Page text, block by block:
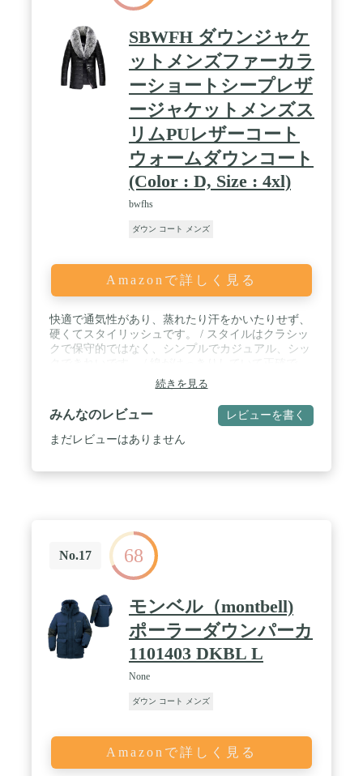
SBWFH ダウンジャケ
ットメンズファーカラ
ーショートシープレザ
ージャケットメンズス
リムPUレザーコート
ウォームダウンコート
(Color : D, Size : 4xl)
bwfhs
ダウン コート メンズ
Amazonで詳しく見る
快適で通気性があり、蒸れたり汗をかいたりせず、
硬くてスタイリッシュです。 / スタイルはクラシッ
クで保守的ではなく、シンプルでカジュアル、シッ
上半身の効果が良いです。 / カジュアルでカジュア
ル、気質も抜群。 / 変形しにくく、生地の技術が大
幅に向上し、ピリングもしにくいです。
続きを見る
みんなのレビュー レビューを書く
まだレビューはありません
No.17 68
モンベル（montbell)
ポーラーダウンパーカ
1101403 DKBL L
None
ダウン コート メンズ
Amazonで詳しく見る